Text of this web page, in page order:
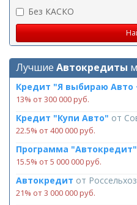
Без КАСКО
Лучшие Автокредиты
Кредит "Я выбираю Авто
13% от 300 000 руб.
Кредит "Купи Авто" от
22.5% от 400 000 руб.
Программа "Автокредит"
15.5% от 5 000 000 руб.
Автокредит от
21% от 3 000 000 руб.